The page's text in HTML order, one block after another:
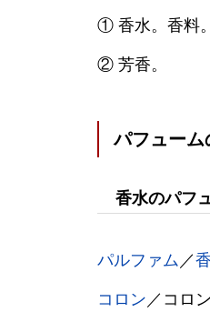
① 香水。香料。
② 芳香。
パフューム
香水のパフ
パルファム ／
コロン ／コロ